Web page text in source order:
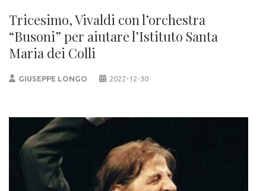
Tricesimo, Vivaldi con l’orchestra
“Busoni” per aiutare l’Istituto Santa
Maria dei Colli
GIUSEPPE LONGO 2022-12-30